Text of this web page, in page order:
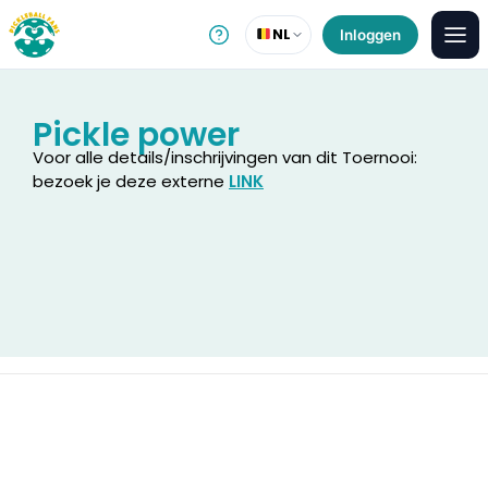
Pickle power
Voor alle details/inschrijvingen van dit Toernooi:
bezoek je deze externe LINK
NL Inloggen